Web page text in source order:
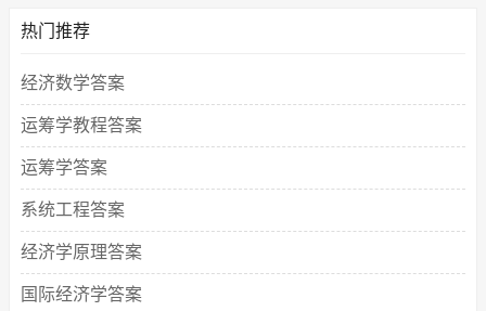
热门推荐
经济数学答案
运筹学教程答案
运筹学答案
系统工程答案
经济学原理答案
国际经济学答案